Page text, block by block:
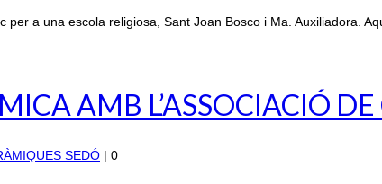
a una escola religiosa, Sant Joan Bosco i Ma. Auxiliadora.
AMB L’ASSOCIACIÓ
SEDÓ | 0